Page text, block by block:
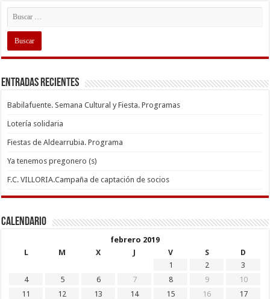
Entradas recientes
Babilafuente. Semana Cultural y Fiesta. Programas
Lotería solidaria
Fiestas de Aldearrubia. Programa
Ya tenemos pregonero (s)
F.C. VILLORIA.Campaña de captación de socios
Calendario
febrero 2019
L
M X J V S
D
1
2
3
4
5 6 7 8 9
10
11
12 13 14 15 16
17